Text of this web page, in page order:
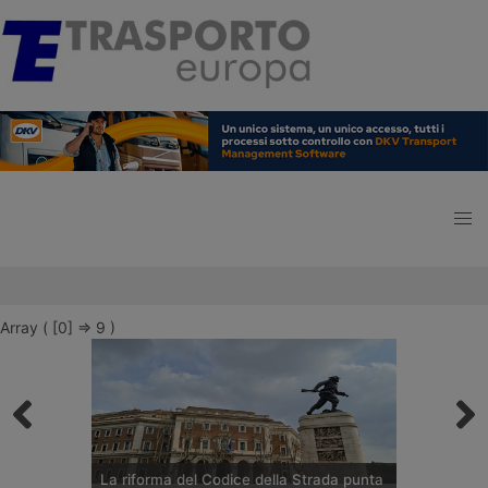
Array ( [0] => 9 )
La riforma del Codice della Strada punta